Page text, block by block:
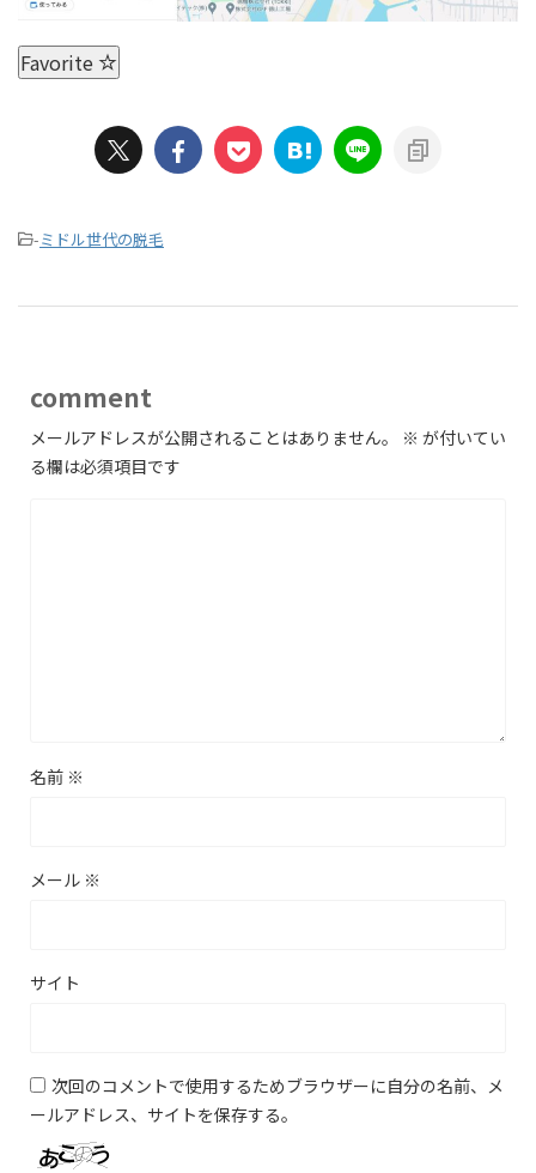
Favorite
-ミドル世代の脱毛
comment
メールアドレスが公開されることはありません。 ※ が付いてい
る欄は必須項目です
名前 ※
メール ※
サイト
次回のコメントで使用するためブラウザーに自分の名前、メ
ールアドレス、サイトを保存する。